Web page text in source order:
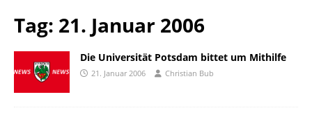
Tag: 21. Januar 2006
Die Universität Potsdam bittet um Mithilfe
21. Januar 2006 Christian Bub